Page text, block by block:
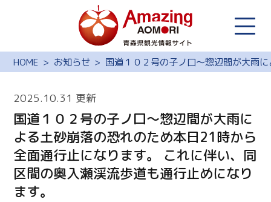
HOME お知らせ 国道１０２号の子ノ口～惣辺間が大雨
国道１０２号の子ノ口～惣辺間が大雨に
よる土砂崩落の恐れのため本日21時から
全面通行止になります。 これに伴い、同
区間の奥入瀬渓流歩道も通行止めになり
ます。
2025.10.31 更新